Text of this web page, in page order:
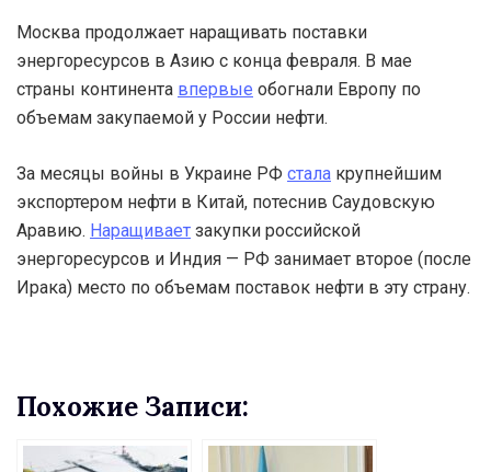
Москва продолжает наращивать поставки
энергоресурсов в Азию с конца февраля. В мае
страны континента впервые обогнали Европу по
объемам закупаемой у России нефти.
За месяцы войны в Украине РФ стала крупнейшим
экспортером нефти в Китай, потеснив Саудовскую
Аравию. Наращивает закупки российской
энергоресурсов и Индия — РФ занимает второе (после
Ирака) место по объемам поставок нефти в эту страну.
Похожие Записи: